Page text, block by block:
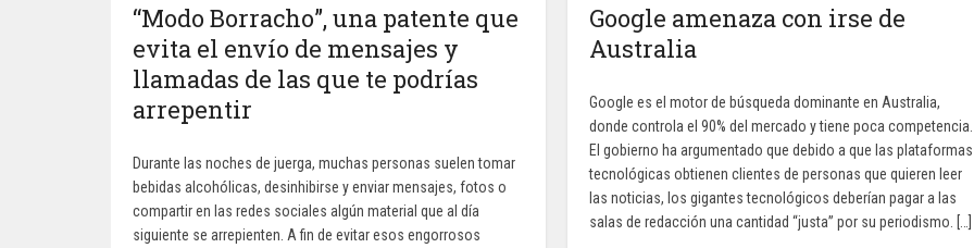
“Modo Borracho”, una patente que
evita el envío de mensajes y
llamadas de las que te podrías
arrepentir
Durante las noches de juerga, muchas personas suelen tomar
bebidas alcohólicas, desinhibirse y enviar mensajes, fotos o
compartir en las redes sociales algún material que al día
siguiente se arrepienten. A fin de evitar esos engorrosos
Google amenaza con irse de
Australia
Google es el motor de búsqueda dominante en Australia,
donde controla el 90% del mercado y tiene poca competencia.
El gobierno ha argumentado que debido a que las plataformas
tecnológicas obtienen clientes de personas que quieren leer
las noticias, los gigantes tecnológicos deberían pagar a las
salas de redacción una cantidad “justa” por su periodismo. […]